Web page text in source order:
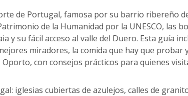
de Portugal, famosa por su barrio ribereño
de la Humanidad por la UNESCO, las
y su fácil acceso al valle del Duero. Esta guía
miradores, la comida que hay que probar
con consejos prácticos para quienes
iglesias cubiertas de azulejos, calles de